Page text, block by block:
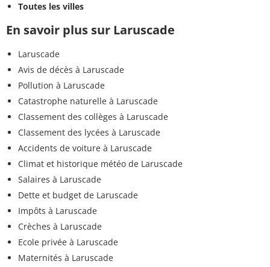
Toutes les villes
En savoir plus sur Laruscade
Laruscade
Avis de décès à Laruscade
Pollution à Laruscade
Catastrophe naturelle à Laruscade
Classement des collèges à Laruscade
Classement des lycées à Laruscade
Accidents de voiture à Laruscade
Climat et historique météo de Laruscade
Salaires à Laruscade
Dette et budget de Laruscade
Impôts à Laruscade
Crèches à Laruscade
Ecole privée à Laruscade
Maternités à Laruscade